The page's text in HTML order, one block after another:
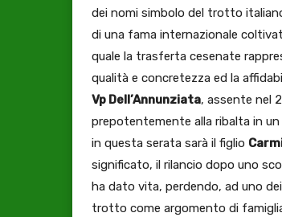
dei nomi simbolo del trotto
di una fama internazionale
quale la trasferta cesenate
qualità e concretezza ed la
Vp Dell’Annunziata, assente nel
prepotentemente alla ribalta in
in questa serata sarà il figlio
significato, il rilancio dopo uno
ha dato vita, perdendo, ad uno
trotto come argomento di